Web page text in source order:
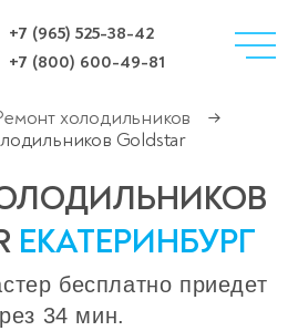
+7 (965) 525-38-42
+7 (800) 600-49-81
холодильников
→
Goldstar
ЕКАТЕРИНБУРГ
бесплатно приедет
34 мин.